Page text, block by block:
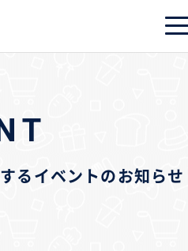
るイベントのお知らせ